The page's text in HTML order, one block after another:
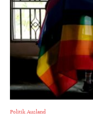
Politik Ausland